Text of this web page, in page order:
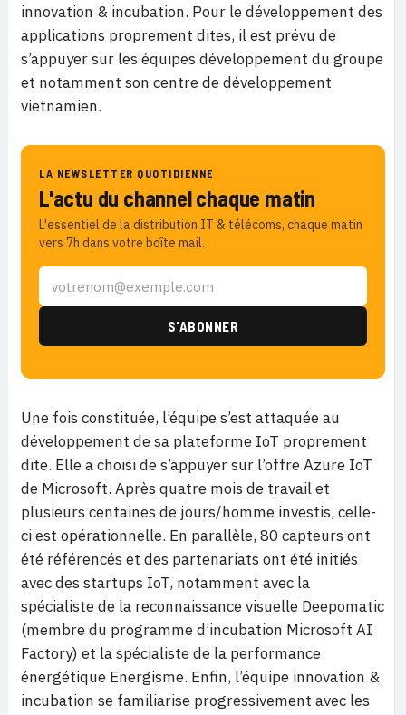
innovation & incubation. Pour le développement des
applications proprement dites, il est prévu de
s’appuyer sur les équipes développement du groupe
et notamment son centre de développement
vietnamien.
LA NEWSLETTER QUOTIDIENNE
L'actu du channel chaque matin
L'essentiel de la distribution IT & télécoms, chaque matin
vers 7h dans votre boîte mail.
Une fois constituée, l’équipe s’est attaquée au
développement de sa plateforme IoT proprement
dite. Elle a choisi de s’appuyer sur l’offre Azure IoT
de Microsoft. Après quatre mois de travail et
plusieurs centaines de jours/homme investis, celle-
ci est opérationnelle. En parallèle, 80 capteurs ont
été référencés et des partenariats ont été initiés
avec des startups IoT, notamment avec la
spécialiste de la reconnaissance visuelle Deepomatic
(membre du programme d’incubation Microsoft AI
Factory) et la spécialiste de la performance
énergétique Energisme. Enfin, l’équipe innovation &
incubation se familiarise progressivement avec les